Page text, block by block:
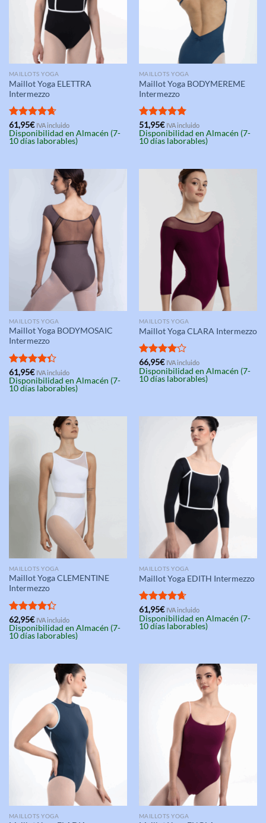
MAILLOTS YOGA
Maillot Yoga ELETTRA
Intermezzo
Valorado
con4.67
de 5
61,95€ IVA incluido
Disponibilidad en Almacén (7-
10 días laborables)
MAILLOTS YOGA
Maillot Yoga BODYMEREME
Intermezzo
Valorado
con5.00
de 5
51,95€ IVA incluido
Disponibilidad en Almacén (7-
10 días laborables)
MAILLOTS YOGA
Maillot Yoga BODYMOSAIC
Intermezzo
Valorado
con4.33
de 5
61,95€ IVA incluido
Disponibilidad en Almacén (7-
10 días laborables)
MAILLOTS YOGA
Maillot Yoga CLARA Intermezzo
Valorado
con4.00
de 5
66,95€ IVA incluido
Disponibilidad en Almacén (7-
10 días laborables)
MAILLOTS YOGA
Maillot Yoga CLEMENTINE
Intermezzo
Valorado
con4.33
de 5
62,95€ IVA incluido
Disponibilidad en Almacén (7-
10 días laborables)
MAILLOTS YOGA
Maillot Yoga EDITH Intermezzo
Valorado
con4.67
de 5
61,95€ IVA incluido
Disponibilidad en Almacén (7-
10 días laborables)
MAILLOTS YOGA MAILLOTS YOGA